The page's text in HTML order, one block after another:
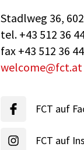
Stadlweg 36,
tel. +43 512 36
fax +43 512 36
welcome@fct.at
FCT auf
FCT auf